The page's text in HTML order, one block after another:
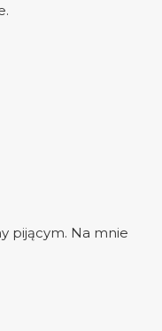
pijącym. Na mnie